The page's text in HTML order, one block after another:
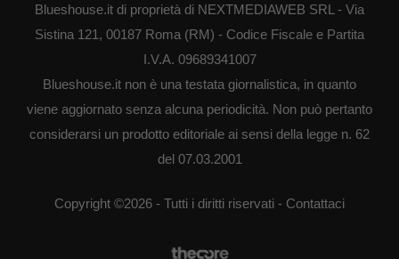
Blueshouse.it di proprietà di NEXTMEDIAWEB SRL - Via
Sistina 121, 00187 Roma (RM) - Codice Fiscale e Partita
I.V.A. 09689341007
Blueshouse.it non è una testata giornalistica, in quanto
viene aggiornato senza alcuna periodicità. Non può pertanto
considerarsi un prodotto editoriale ai sensi della legge n. 62
del 07.03.2001
Copyright ©2026 - Tutti i diritti riservati - Contattaci